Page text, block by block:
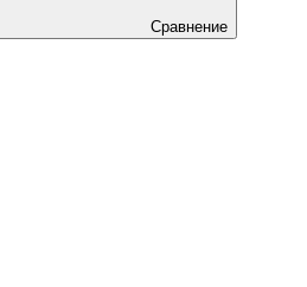
Сравнение